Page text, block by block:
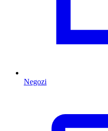
Negozi